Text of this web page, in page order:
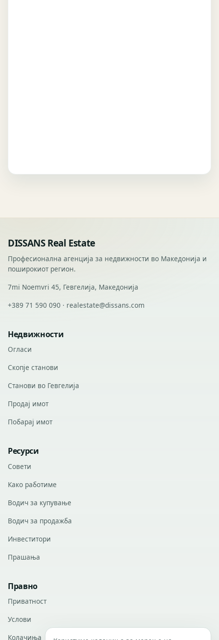
DISSANS Real Estate
Професионална агенција за недвижности во Македонија и
поширокиот регион.
7mi Noemvri 45, Гевгелија, Македонија
+389 71 590 090 · realestate@dissans.com
Недвижности
Огласи
Скопје станови
Станови во Гевгелија
Продај имот
Побарај имот
Ресурси
Совети
Како работиме
Водич за купување
Водич за продажба
Инвеститори
Прашања
Правно
Приватност
Услови
Колачиња